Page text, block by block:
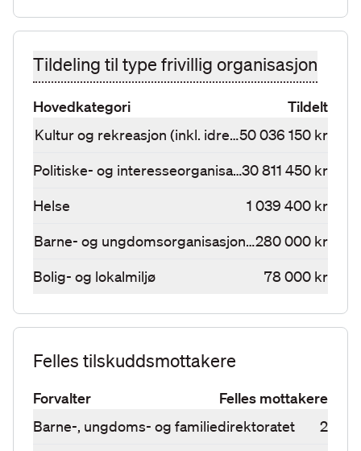
Tildeling til type frivillig organisasjon
Hovedkategori
Tildelt
Kultur og rekreasjon (inkl. idrett)50 036 150 kr
Politiske- og interesseorganisasjoner30 811 450 kr
Helse
1 039 400 kr
Barne- og ungdomsorganisasjoner280 000 kr
Bolig- og lokalmiljø
78 000 kr
Felles tilskuddsmottakere
Forvalter
Felles mottakere
Barne-, ungdoms- og familiedirektoratet
2